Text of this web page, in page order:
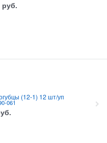
руб.
(12-1) 12 шт/уп
061